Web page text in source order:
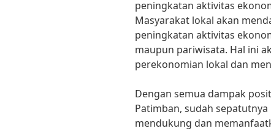
peningkatan aktivitas
Masyarakat lokal akan
peningkatan aktivitas
maupun pariwisata. Hal ini
perekonomian lokal dan
Dengan semua dampak
Patimban, sudah
mendukung dan